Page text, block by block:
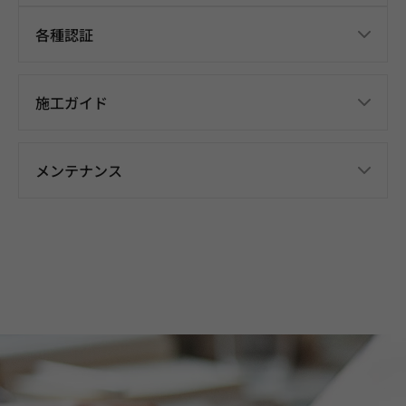
各種認証
施工ガイド
メンテナンス